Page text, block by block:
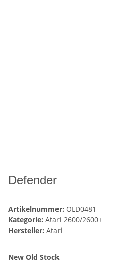
Defender
Artikelnummer: OLD0481
Kategorie: Atari 2600/2600+
Hersteller: Atari
New Old Stock